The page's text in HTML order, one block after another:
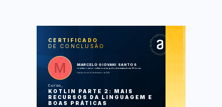
CERTIFICADO
DE CONCLUSÃO
MARCELO GIOVANI SANTOS
concluiu o curso online com carga horária estimada em 16 horas.
Finalizado em 22 de fevereiro de 2021
Curso
KOTLIN PARTE 2: MAIS
RECURSOS DA LINGUAGEM E
BOAS PRÁTICAS
https://cursos.alura.com.br/certificate/cce7c916-a783-4e0f-85da-7e9c5a38c4ab
LAS
Configurando a view do resumo
Personalizando o resumo
Implementando o dialog das
Foram feitas 58 de 58 atividades.